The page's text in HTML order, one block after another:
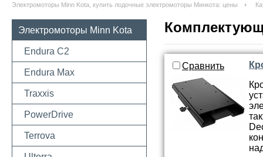
Электромоторы Minn Kota, купить лодочные электромоторы Минкота: цены
Электромоторы Minn Kota
Endura C2
Endura Max
Traxxis
PowerDrive
Terrova
Сравнить